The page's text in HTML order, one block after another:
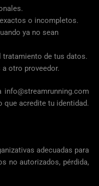
o incompletos.
ya no sean
de tus datos.
otro proveedor.
info@streamrunning.com
que acredite tu identidad.
adecuadas para
no autorizados, pérdida,